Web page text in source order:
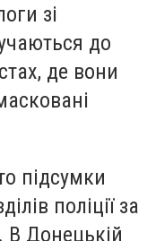
зі
до
де вони
підсумки
поліції за
В Донецькій